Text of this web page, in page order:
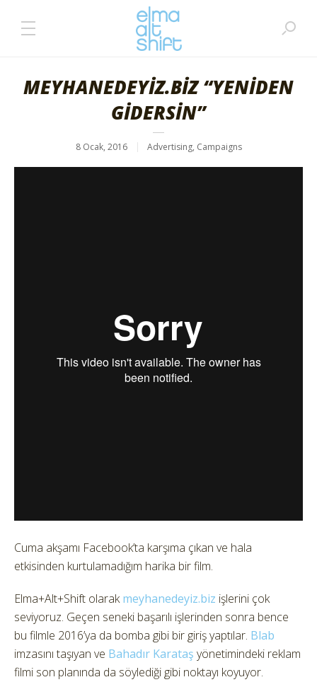
MEYHANEDEYİZ.BİZ “YENİDEN
GİDERSİN”
8 Ocak, 2016 Advertising, Campaigns
Cuma akşamı Facebook’ta karşıma çıkan ve hala
etkisinden kurtulamadığım harika bir film.
Elma+Alt+Shift olarakmeyhanedeyiz.biz işlerini çok
seviyoruz. Geçen seneki başarılı işlerinden sonra bence
bu filmle 2016’ya da bomba gibi bir giriş yaptılar. Blab
imzasını taşıyan ve Bahadır Karataş yönetimindeki reklam
filmi son planında da söylediği gibi noktayı koyuyor.